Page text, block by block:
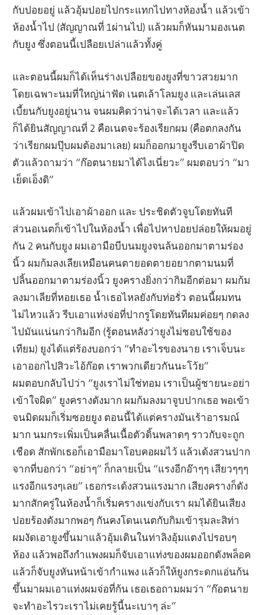
กับปอยอยู่ แล้วอุ้มปอยไปกระแทกไปทางห้องน้ำ แล้วเข้า
ห้องน้ำไป (สัญญาณที่ 1ผ่านไป) แล้วผมก็หันมามองเนต
กับยูง ซึ่งตอนนี้เปลือยเปล่าแล้วทั้งคู่
และตอนนี้ผมก็ได้เห็นร่างเปลือยของยูงที่ขาวสวยมาก
โดยเฉพาะนมที่ใหญ่น่าฟัด เนตเล้าโลมยูง และเล่นเลส
เบี้ยนกับยูงอยู่นาน จนผมคิดว่าน่าจะได้เวลา และแล้ว
ก็ได้ยินสัญญาณที่ 2 คือเนตจะร้องเรียกผม (คือตกลงกัน
ว่าเรียกผมปุ๊บผมต้องมาเลย) ผมก็ออกมายูงรีบเอาผ้าปิด
ตัวแล้วถามว่า “ก๊อตนายมาได้ไงเนี่ยวะ” ผมตอบว่า “มา
เย็ดเอ็งดิ”
แล้วผมเข้าไปเอาผ้าออก และ ประชิดตัวจูบโดยทันที
ส่วนอเนตก็เข้าไปในห้องน้ำ เพื่อไปหาปอยปล่อยให้ผมอยู่
กัน 2 คนกับยูง ผมเอามือบีบนมยูงจนล้นออกมาตามร่อง
นิ้ว ผมก้มลงเลียเหมือนคนตายอดตายอยากตามนมที่
ปลิ้นออกมาตามร่องนิ้ว ยูงครางยิ่งกว่ากิมอีกต่อมา ผมก้ม
ลงมาเลียที่หอยเธอ น้ำเธอไหลยังกับท่อรั่ว ตอนนี้ผมทน
ไม่ไหวแล้ว รีบเอาแท่งจ่อที่ปากรูโดยทันทีผมค่อยๆ กดลง
ไปมันแน่นกว่ากิมอีก (รู้ตอนหลังว่ายูงไม่ชอบใช้ของ
เทียม) ยูงได้แต่ร้องบอกว่า “ทำอะไรของนาย เราเจ็บนะ
เอาออกไปสิวะไอ้ก๊อต เราพวกเดียวกันนะโว้ย”
ผมตอบกลับไปว่า “ยูงเราไม่ใช่ทอม เราเป็นผู้ชายนะอย่า
เข้าใจผิด” ยูงครางดังมาก ผมก้มลงมาจูบปากเธอ พอเข้า
จนมิดผมก็เริ่มซอยยูง ตอนนี้ได้แต่ครางมันเร้าอารมณ์
มาก นมกระเพิ่มเป็นคลื่นเนื้อตัวดิ้นพลาดๆ ราวกับจะถูก
เชือด สักพักเธอก็เอามือมาโอบคอผมไว้ แล้วเด้งสวนปาก
จากที่บอกว่า “อย่าๆ” ก็กลายเป็น “แรงอีกอ๊าๆๆ เสียวๆๆๆ
แรงอีกแรงๆเลย” เธอกระเด้งสวนแรงมาก เสียงครางก็ดัง
มากสักครู่ในห้องน้ำก็เริ่มครางแข่งกับเรา ผมได้ยินเสียง
ปอยร้องดังมากพอๆ กันคงโดนเนตกับกิมเข้ารุมละสิท่า
ผมงัดเอายูงขึ้นมาแล้วอุ้มเดินในท่าลิงอุ้มแตงไปรอบๆ
ห้อง แล้วพอถึงกำแพงผมก็จับเอาแท่งของผมออกดังพล็อค
แล้วก็จับยูงหันหน้าเข้ากำแพง แล้วก็ให้ยูงกระดกแอ่นก้น
ขึ้นมาผมเอาแท่งผมจ่อที่ก้น เธอเธอถามผมว่า “ก๊อตนาย
จะทำอะไรวะเราไม่เคยรู้นี้นะเบาๆ ล่ะ”